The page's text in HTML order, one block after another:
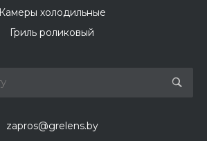
Камеры холодильные
Гриль роликовый
zapros@grelens.by